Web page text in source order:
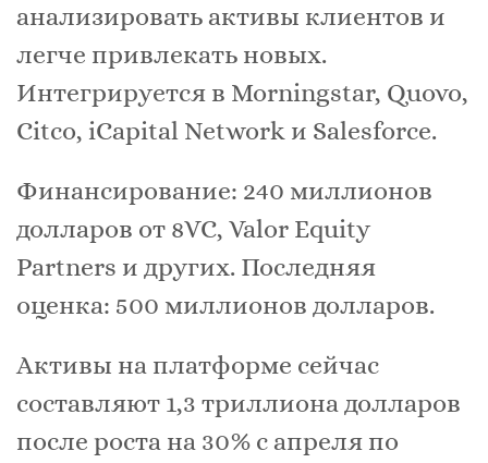
анализировать активы клиентов и
легче привлекать новых.
Интегрируется в Morningstar, Quovo,
Citco, iCapital Network и Salesforce.
Финансирование: 240 миллионов
долларов от 8VC, Valor Equity
Partners и других. Последняя
оценка: 500 миллионов долларов.
Активы на платформе сейчас
составляют 1,3 триллиона долларов
после роста на 30% с апреля по